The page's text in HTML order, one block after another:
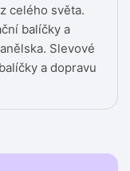
celého světa.
balíčky a
Slevové
a dopravu